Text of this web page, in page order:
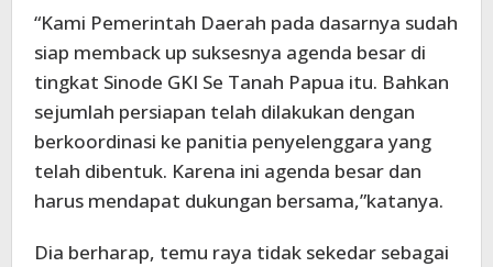
“Kami Pemerintah Daerah pada dasarnya sudah
siap memback up suksesnya agenda besar di
tingkat Sinode GKI Se Tanah Papua itu. Bahkan
sejumlah persiapan telah dilakukan dengan
berkoordinasi ke panitia penyelenggara yang
telah dibentuk. Karena ini agenda besar dan
harus mendapat dukungan bersama,”katanya.
Dia berharap, temu raya tidak sekedar sebagai